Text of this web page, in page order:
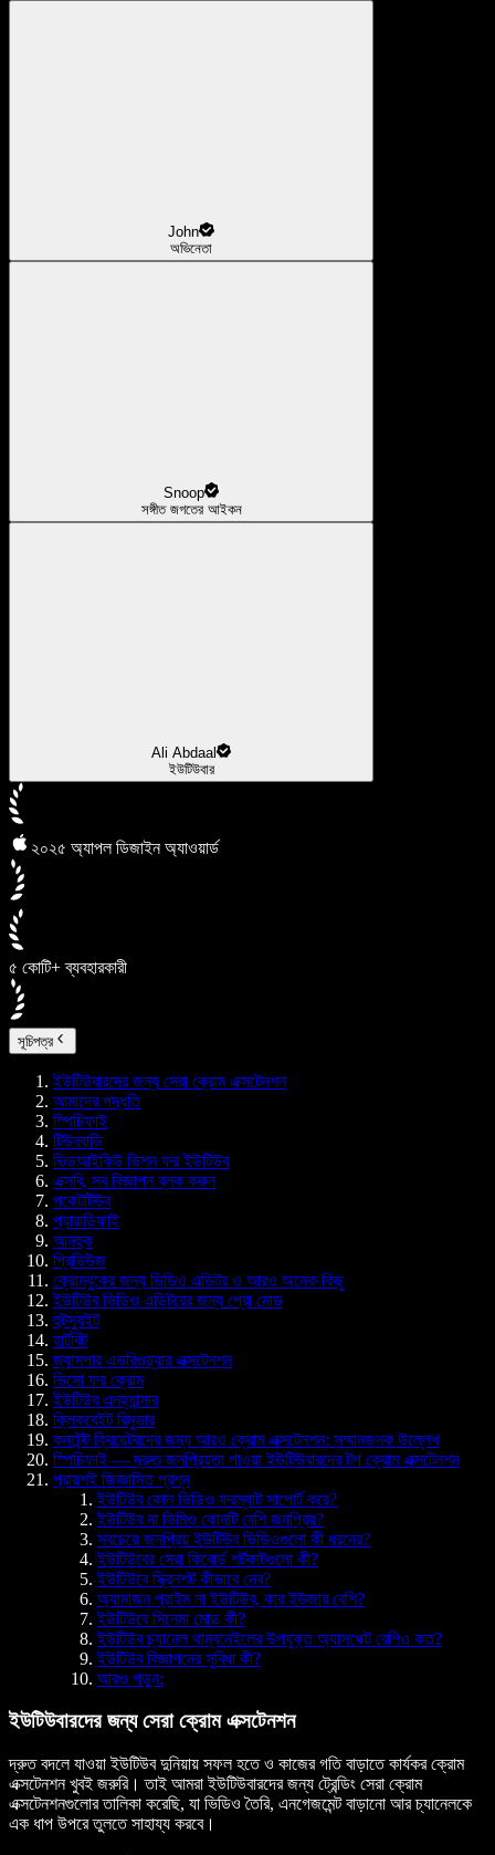
John
অভিনেতা
Snoop
সঙ্গীত জগতের আইকন
Ali Abdaal
ইউটিউবার
২০২৫ অ্যাপল ডিজাইন অ্যাওয়ার্ড
৫ কোটি+ ব্যবহারকারী
সূচিপত্র
ইউটিউবারদের জন্য সেরা ক্রোম এক্সটেনশন
আমাদের পদ্ধতি
স্পিচিফাই
টিউববাডি
ভিডআইকিউ ভিশন ফর ইউটিউব
এক্সবি, সব বিজ্ঞাপন ব্লক করুন
পকেটটিউব
প্যারাডিফাই
আনহুক
প্রিভিউজ
ক্রোমবুকের জন্য ভিডিও এডিটর ও আরও অনেক কিছু
ইউটিউব ভিডিও এডিটরের জন্য প্রো মোড
হুটস্যুইট
হার্টবিট
জ্যাসপার এভরিওয়্যার এক্সটেনশন
ভিসো ফর ক্রোম
ইউটিউব এনহ্যান্সার
ক্লিকবেইট রিমুভার
কনটেন্ট ক্রিয়েটরদের জন্য আরও ক্রোম এক্সটেনশন: সম্মানজনক উল্লেখ
স্পিচিফাই — দ্রুত জনপ্রিয়তা পাওয়া ইউটিউবারদের টপ ক্রোম এক্সটেনশন
প্রায়শই জিজ্ঞাসিত প্রশ্ন
ইউটিউব কোন ভিডিও ফরম্যাট সাপোর্ট করে?
ইউটিউব না ভিমিও কোনটি বেশি জনপ্রিয়?
সবচেয়ে জনপ্রিয় ইউটিউব ভিডিওগুলো কী ধরনের?
ইউটিউবের সেরা কিবোর্ড শর্টকাটগুলো কী?
ইউটিউবে স্ক্রিনশট কীভাবে নেব?
অ্যামাজন প্রাইম না ইউটিউব, কার ইউজার বেশি?
ইউটিউবে সিনেমা মোড কী?
ইউটিউব চ্যানেল থাম্বনেইলের উপযুক্ত অ্যাসপেক্ট রেশিও কত?
ইউটিউব বিজ্ঞাপনের সুবিধা কী?
আরও পড়ুন:
ইউটিউবারদের জন্য সেরা ক্রোম এক্সটেনশন
দ্রুত বদলে যাওয়া ইউটিউব দুনিয়ায় সফল হতে ও কাজের গতি বাড়াতে কার্যকর ক্রোম
এক্সটেনশন খুবই জরুরি। তাই আমরা ইউটিউবারদের জন্য ট্রেন্ডিং সেরা ক্রোম
এক্সটেনশনগুলোর তালিকা করেছি, যা ভিডিও তৈরি, এনগেজমেন্ট বাড়ানো আর চ্যানেলকে
এক ধাপ উপরে তুলতে সাহায্য করবে।